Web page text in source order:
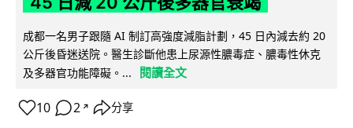
成都一名男子跟隨 AI 制訂高強度減脂計劃，45 日內減去約 20
公斤後昏迷送院。醫生診斷他患上尿源性膿毒症、膿毒性休克
及多器官功能障礙。...
閱讀全文
10 2 ↗ 分享